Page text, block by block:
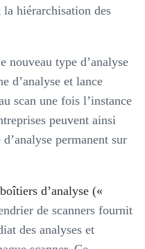
la hiérarchisation des
nouveau type d’analyse
d’analyse et lance
scan une fois l’instance
peuvent ainsi
permanent sur
d’analyse («
de scanners fournit
des analyses et